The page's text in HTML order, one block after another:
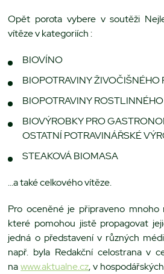
Opět porota vybere v soutěži
vítěze v kategoriích :
BIOVÍNO
BIOPOTRAVINY ŽIVOČIŠNÉHO
BIOPOTRAVINY
BIOVÝROBKY PRO
OSTATNÍ POTRAVINÁŘSKÉ
STEAKOVÁ BIOMASA
…a také celkového vítěze.
Pro oceněné je připraveno mnoho
které pomohou jistě propagovat
jedná o představení v různých
např. byla Redakční celostrana v
nawww.aktualne.cz, v